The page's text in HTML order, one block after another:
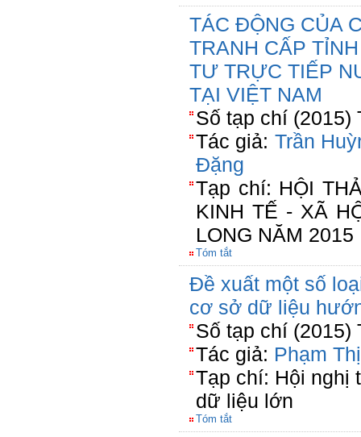
TÁC ĐỘNG CỦA
TRANH CẤP
TƯ TRỰC TIẾP
TẠI VIỆT NAM
Số tạp chí (2015)
Tác giả: Trần
Đặng
Tạp chí: HỘI
KINH TẾ - XÃ
LONG NĂM 2015
Tóm tắt
Đề xuất một số
cơ sở dữ liệu
Số tạp chí (2015)
Tác giả: Phạm
Tạp chí: Hội nghị
dữ liệu lớn
Tóm tắt